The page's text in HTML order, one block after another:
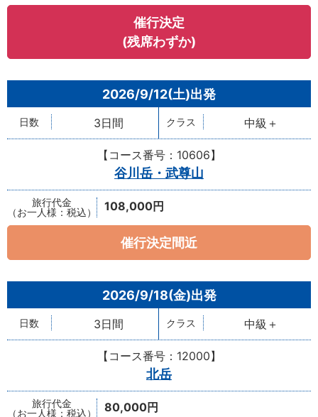
催行決定
(残席わずか)
2026/9/12(土)
3日間 中級＋
【コース番号：10606】
谷川岳・武尊山
108,000円
催行決定間近
2026/9/18(金)
3日間 中級＋
【コース番号：12000】
北岳
80,000円